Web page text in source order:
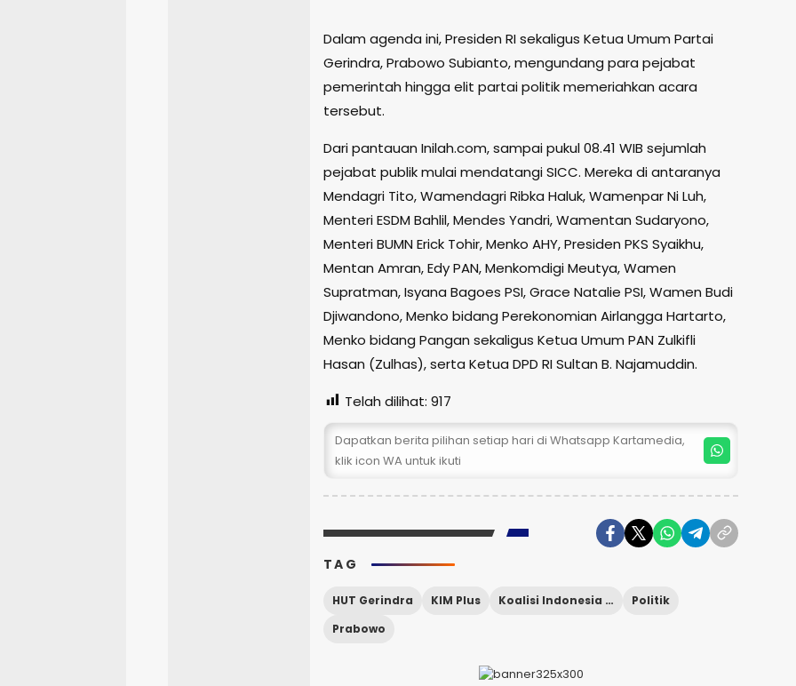
Dalam agenda ini, Presiden RI sekaligus Ketua Umum Partai
Gerindra, Prabowo Subianto, mengundang para pejabat
pemerintah hingga elit partai politik memeriahkan acara
tersebut.
Dari pantauan Inilah.com, sampai pukul 08.41 WIB sejumlah
pejabat publik mulai mendatangi SICC. Mereka di antaranya
Mendagri Tito, Wamendagri Ribka Haluk, Wamenpar Ni Luh,
Menteri ESDM Bahlil, Mendes Yandri, Wamentan Sudaryono,
Menteri BUMN Erick Tohir, Menko AHY, Presiden PKS Syaikhu,
Mentan Amran, Edy PAN, Menkomdigi Meutya, Wamen
Supratman, Isyana Bagoes PSI, Grace Natalie PSI, Wamen Budi
Djiwandono, Menko bidang Perekonomian Airlangga Hartarto,
Menko bidang Pangan sekaligus Ketua Umum PAN Zulkifli
Hasan (Zulhas), serta Ketua DPD RI Sultan B. Najamuddin.
Telah dilihat: 917
Dapatkan berita pilihan setiap hari di Whatsapp Kartamedia,
klik icon WA untuk ikuti
TAG
HUT Gerindra KIM Plus Koalisi Indonesia Maju Plus
Politik
Prabowo